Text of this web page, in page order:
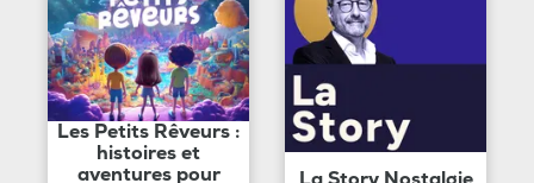
Les Petits Rêveurs :
histoires et
aventures pour